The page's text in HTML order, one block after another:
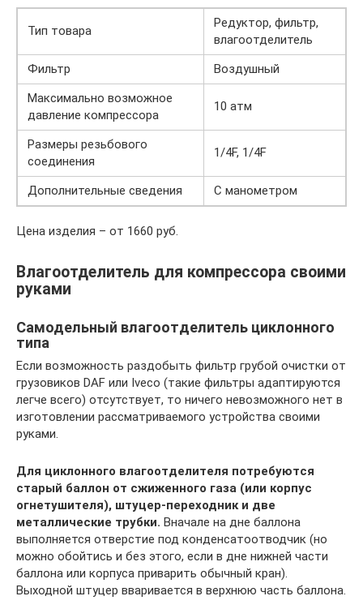
Тип товара
Редуктор, фильтр,
влагоотделитель
Фильтр
Воздушный
Максимально возможное
давление компрессора
10 атм
Размеры резьбового
соединения
1/4F, 1/4F
Дополнительные сведения С манометром
Цена изделия – от 1660 руб.
Влагоотделитель для компрессора своими
руками
Самодельный влагоотделитель циклонного
типа
Если возможность раздобыть фильтр грубой очистки от
грузовиков DAF или Iveco (такие фильтры адаптируются
легче всего) отсутствует, то ничего невозможного нет в
изготовлении рассматриваемого устройства своими
руками.
Для циклонного влагоотделителя потребуются
старый баллон от сжиженного газа (или корпус
огнетушителя), штуцер-переходник и две
металлические трубки. Вначале на дне баллона
выполняется отверстие под конденсатоотводчик (но
можно обойтись и без этого, если в дне нижней части
баллона или корпуса приварить обычный кран).
Выходной штуцер вваривается в верхнюю часть баллона.